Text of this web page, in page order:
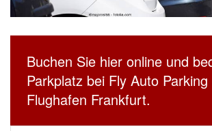
Buchen Sie hier online und
Parkplatz bei Fly Auto Parking
Flughafen Frankfurt.